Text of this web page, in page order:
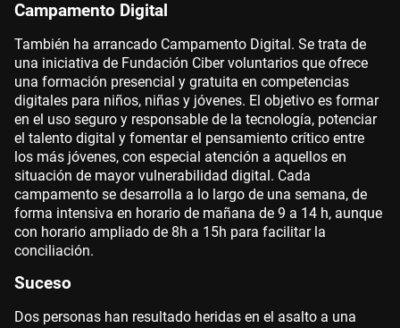
Campamento Digital
También ha arrancado Campamento Digital. Se trata de
una iniciativa de Fundación Ciber voluntarios que ofrece
una formación presencial y gratuita en competencias
digitales para niños, niñas y jóvenes. El objetivo es formar
en el uso seguro y responsable de la tecnología, potenciar
el talento digital y fomentar el pensamiento crítico entre
los más jóvenes, con especial atención a aquellos en
situación de mayor vulnerabilidad digital. Cada
campamento se desarrolla a lo largo de una semana, de
forma intensiva en horario de mañana de 9 a 14 h, aunque
con horario ampliado de 8h a 15h para facilitar la
conciliación.
Suceso
Dos personas han resultado heridas en el asalto a una